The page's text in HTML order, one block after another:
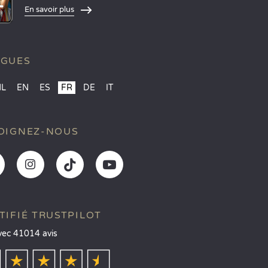
En savoir plus
EN ES FR DE IT
NOUS
TRUSTPILOT
41014 avis